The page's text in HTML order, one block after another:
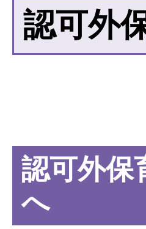
認可外
認可外保
へ